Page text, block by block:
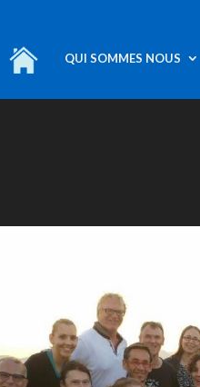
QUI SOMMES NOUS